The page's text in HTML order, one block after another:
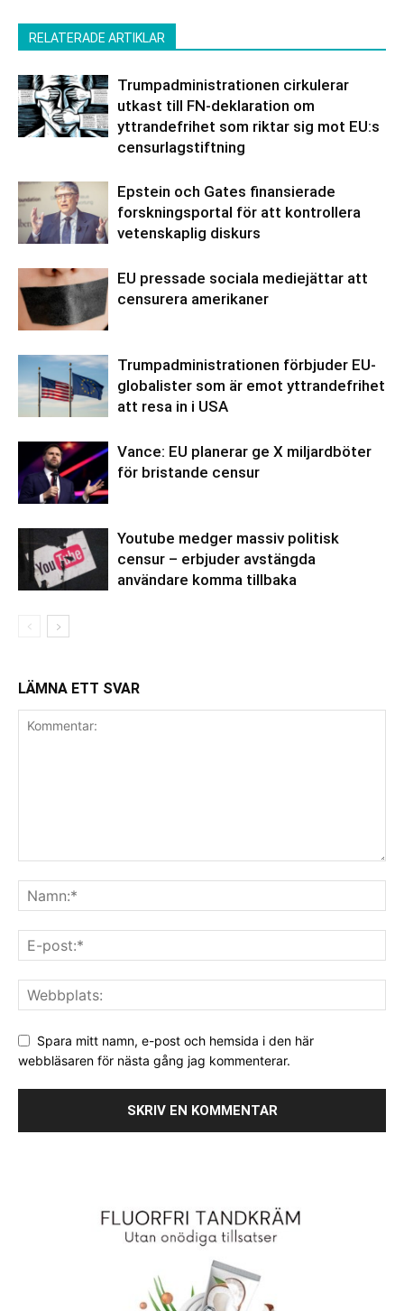
RELATERADE ARTIKLAR
Trumpadministrationen cirkulerar
utkast till FN-deklaration om
yttrandefrihet som riktar sig mot EU:s
censurlagstiftning
Epstein och Gates finansierade
forskningsportal för att kontrollera
vetenskaplig diskurs
EU pressade sociala mediejättar att
censurera amerikaner
Trumpadministrationen förbjuder EU-
globalister som är emot yttrandefrihet
att resa in i USA
Vance: EU planerar ge X miljardböter
för bristande censur
Youtube medger massiv politisk
censur – erbjuder avstängda
användare komma tillbaka
LÄMNA ETT SVAR
Spara mitt namn, e-post och hemsida i den här
webbläsaren för nästa gång jag kommenterar.